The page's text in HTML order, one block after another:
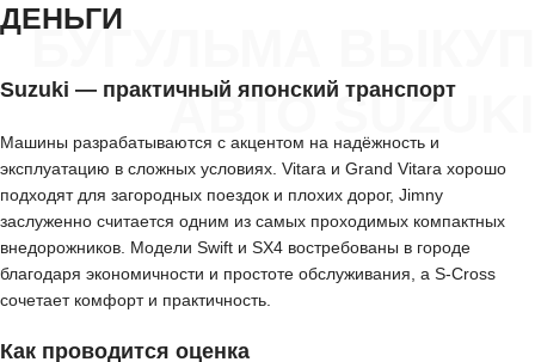
БУГУЛЬМА ВЫКУП
АВТО SUZUKI
ДЕНЬГИ
Suzuki — практичный японский транспорт
Машины разрабатываются с акцентом на надёжность и
эксплуатацию в сложных условиях. Vitara и Grand Vitara хорошо
подходят для загородных поездок и плохих дорог, Jimny
заслуженно считается одним из самых проходимых компактных
внедорожников. Модели Swift и SX4 востребованы в городе
благодаря экономичности и простоте обслуживания, а S-Cross
сочетает комфорт и практичность.
Как проводится оценка